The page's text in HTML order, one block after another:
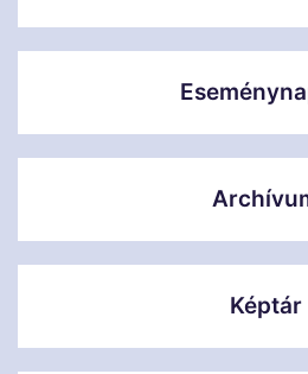
Képtár